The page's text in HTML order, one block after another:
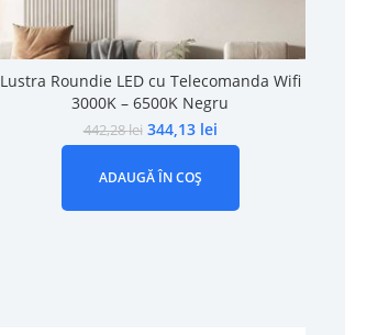
Lustra Roundie LED cu Telecomanda Wifi
3000K – 6500K Negru
442,28lei 344,13 lei
ADAUGĂ ÎN COȘ